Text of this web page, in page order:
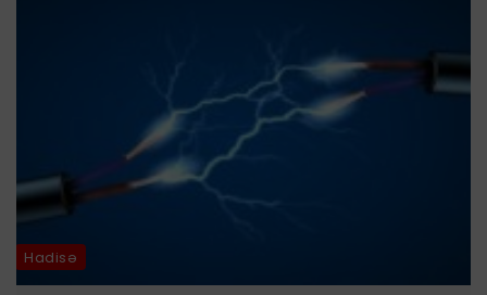
Hadisə